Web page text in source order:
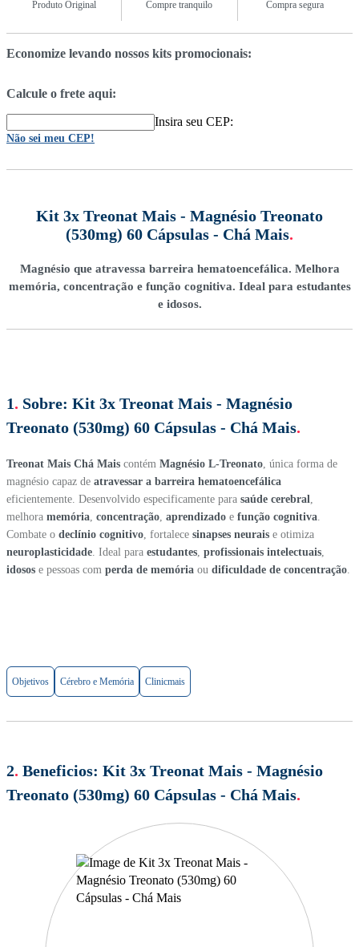
Produto Original Compre tranquilo Compra segura
Economize levando nossos kits promocionais:
Calcule o frete aqui:
Insira seu CEP:
Não sei meu CEP!
Kit 3x Treonat Mais - Magnésio Treonato
(530mg) 60 Cápsulas - Chá Mais.
Magnésio que atravessa barreira hematoencefálica. Melhora
memória, concentração e função cognitiva. Ideal para estudantes
e idosos.
1. Sobre: Kit 3x Treonat Mais - Magnésio
Treonato (530mg) 60 Cápsulas - Chá Mais.
Treonat Mais Chá Mais contém Magnésio L-Treonato , única forma de
magnésio capaz de atravessar a barreira hematoencefálica
eficientemente. Desenvolvido especificamente para saúde cerebral
melhora memória concentração aprendizado e função cognitiva
Combate o declínio cognitivo , fortalece sinapses neurais e otimiza
neuroplasticidade . Ideal para estudantes profissionais intelectuais
idosos e pessoas com perda de memória ou dificuldade de concentração
Objetivos Cérebro e Memória Clinicmais
2. Beneficios: Kit 3x Treonat Mais - Magnésio
Treonato (530mg) 60 Cápsulas - Chá Mais.